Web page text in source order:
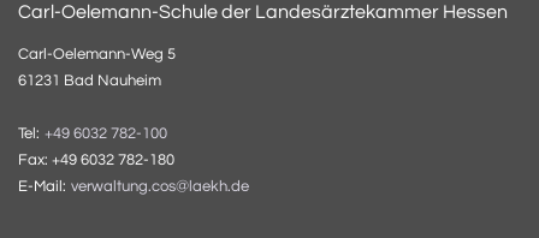
Carl-Oelemann-Schule der Landesärztekammer Hessen
Carl-Oelemann-Weg 5
61231 Bad Nauheim
Tel: +49 6032 782-100
Fax: +49 6032 782-180
E-Mail: verwaltung.cos@laekh.de